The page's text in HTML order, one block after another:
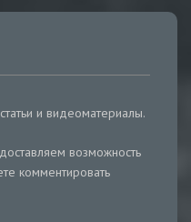
и видеоматериалы.
возможность
комментировать